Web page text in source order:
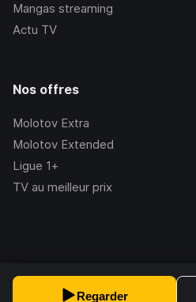
Regarder
Mangas streaming
Actu TV
Nos offres
Molotov Extra
Molotov Extended
Ligue 1+
TV au meilleur prix